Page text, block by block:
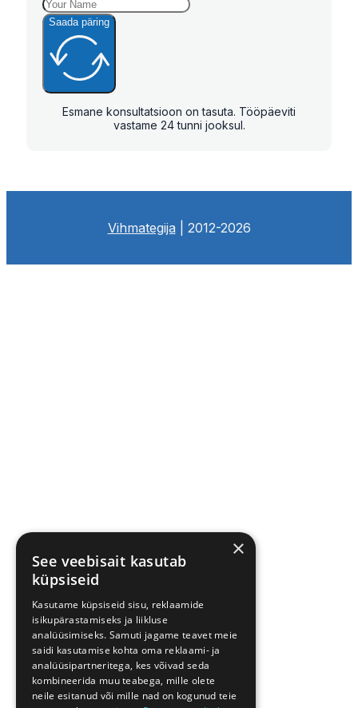
Saada päring
Esmane konsultatsioon on tasuta. Tööpäeviti
vastame 24 tunni jooksul.
Vihmategija | 2012-2026
×
See veebisait kasutab
küpsiseid
Kasutame küpsiseid sisu, reklaamide
isikupärastamiseks ja liikluse
analüüsimiseks. Samuti jagame teavet meie
saidi kasutamise kohta oma reklaami- ja
analüüsipartneritega, kes võivad seda
kombineerida muu teabega, mille olete
neile esitanud või mille nad on kogunud teie